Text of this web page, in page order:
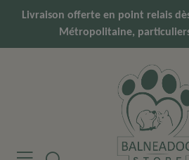
Livraison offerte en point relais
Métropolitaine,